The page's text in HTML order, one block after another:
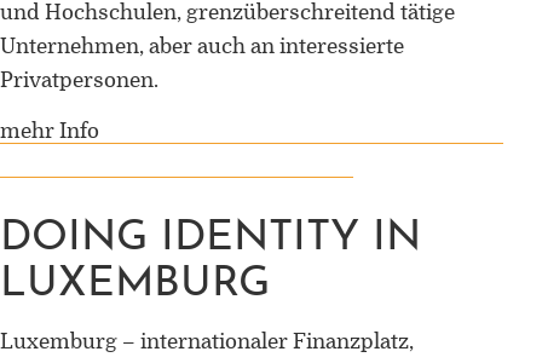
und Hochschulen, grenzüberschreitend tätige
Unternehmen, aber auch an interessierte
Privatpersonen.
mehr Info
DOING IDENTITY IN
LUXEMBURG
Luxemburg – internationaler Finanzplatz,